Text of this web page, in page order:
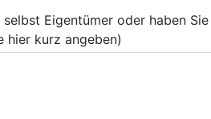
Eigentümer oder haben
hier kurz angeben)